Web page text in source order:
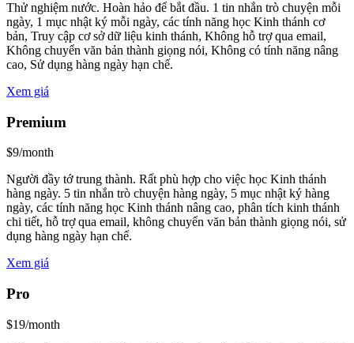
Thử nghiệm nước. Hoàn hảo để bắt đầu. 1 tin nhắn trò chuyện mỗi
ngày, 1 mục nhật ký mỗi ngày, các tính năng học Kinh thánh cơ
bản, Truy cập cơ sở dữ liệu kinh thánh, Không hỗ trợ qua email,
Không chuyển văn bản thành giọng nói, Không có tính năng nâng
cao, Sử dụng hàng ngày hạn chế.
Xem giá
Premium
$9/month
Người đầy tớ trung thành. Rất phù hợp cho việc học Kinh thánh
hàng ngày. 5 tin nhắn trò chuyện hàng ngày, 5 mục nhật ký hàng
ngày, các tính năng học Kinh thánh nâng cao, phân tích kinh thánh
chi tiết, hỗ trợ qua email, không chuyển văn bản thành giọng nói, sử
dụng hàng ngày hạn chế.
Xem giá
Pro
$19/month